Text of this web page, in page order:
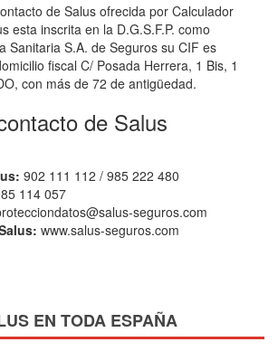
de Salus ofrecida por Calculador
esta inscrita en la D.G.S.F.P. como
Sanitaria S.A. de Seguros su CIF es
fiscal C/ Posada Herrera, 1 Bis, 1
con más de 72 de antigüedad.
de Salus
902 111 112 / 985 222 480
114 057
seguros.com
www.salus-seguros.com
EN TODA ESPAÑA